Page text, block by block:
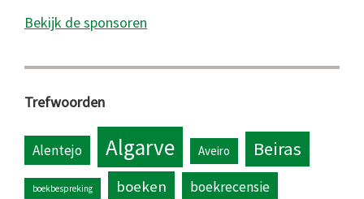
Bekijk de sponsoren
Trefwoorden
Alentejo Algarve Aveiro Beiras
boekbespreking boeken boekrecensie